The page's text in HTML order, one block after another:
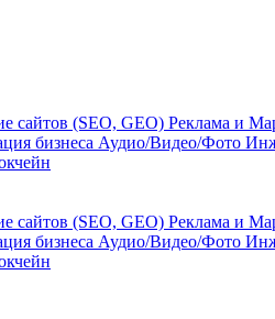
сайтов (SEO, GEO) Реклама и
бизнеса Аудио/Видео/Фото
сайтов (SEO, GEO) Реклама и
бизнеса Аудио/Видео/Фото